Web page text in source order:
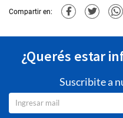
Compartir en:
¿Querés estar
Suscribite a